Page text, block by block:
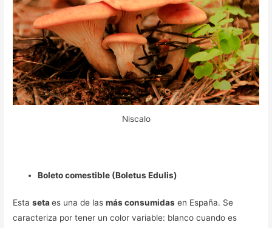
Niscalo
Boleto comestible (Boletus Edulis)
Estasetaes una de lasmás consumidas en España. Se
caracteriza por tener un color variable: blanco cuando es